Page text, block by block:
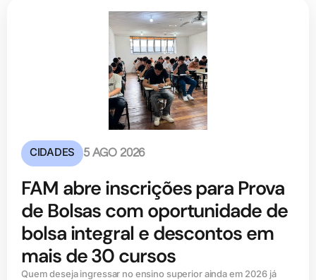
CIDADES 5 AGO 2026
FAM abre inscrições para Prova
de Bolsas com oportunidade de
bolsa integral e descontos em
mais de 30 cursos
Quem deseja ingressar no ensino superior ainda em 2026 já